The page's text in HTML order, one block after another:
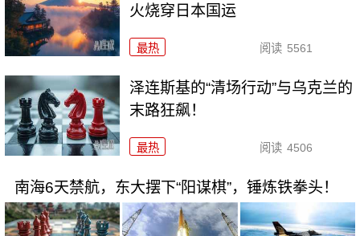
火烧穿日本国运
最热 阅读 5561
泽连斯基的“清场行动”与乌克兰的
末路狂飙！
最热 阅读 4506
南海6天禁航，东大摆下“阳谋棋”，锤炼铁拳头！